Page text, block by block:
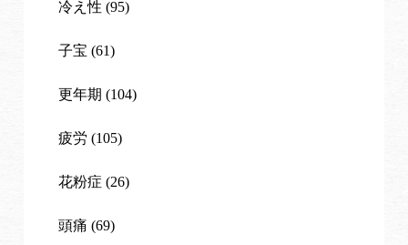
冷え性 (95)
子宝 (61)
更年期 (104)
疲労 (105)
花粉症 (26)
頭痛 (69)